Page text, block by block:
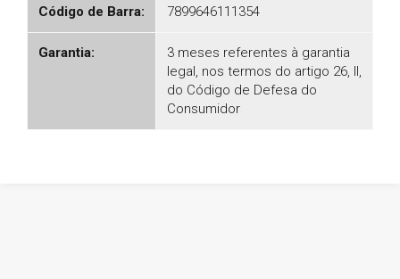
Código de Barra: 7899646111354
Garantia:
3 meses referentes à garantia
legal, nos termos do artigo 26, II,
do Código de Defesa do
Consumidor